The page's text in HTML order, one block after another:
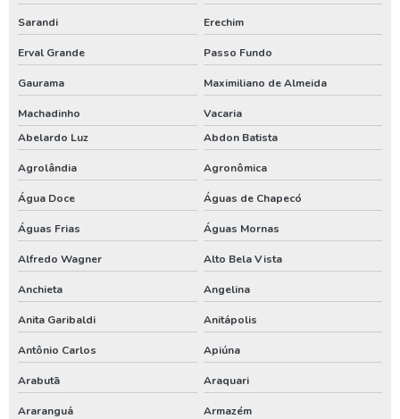
Poço artesiano perfuração
Poço artesiano preço por metro
Poço artesiano quanto custa
Poço artesiano tubular
Poço artesiano valor metro
Poço de água artesiano
Poço de água potável
Preço para perfuração de poço artesiano
Processo de perfuração de poço artesiano
Sarandi Erechim
Erval Grande Passo Fundo
Gaurama Maximiliano de Almeida
Machadinho
Vacaria
Abelardo Luz
Abdon Batista
Agrolândia Agronômica
Água Doce Águas de Chapecó
Águas Frias Águas Mornas
Alfredo Wagner Alto Bela Vista
Anchieta Angelina
Anita Garibaldi Anitápolis
Antônio Carlos Apiúna
Arabutã Araquari
Araranguá Armazém